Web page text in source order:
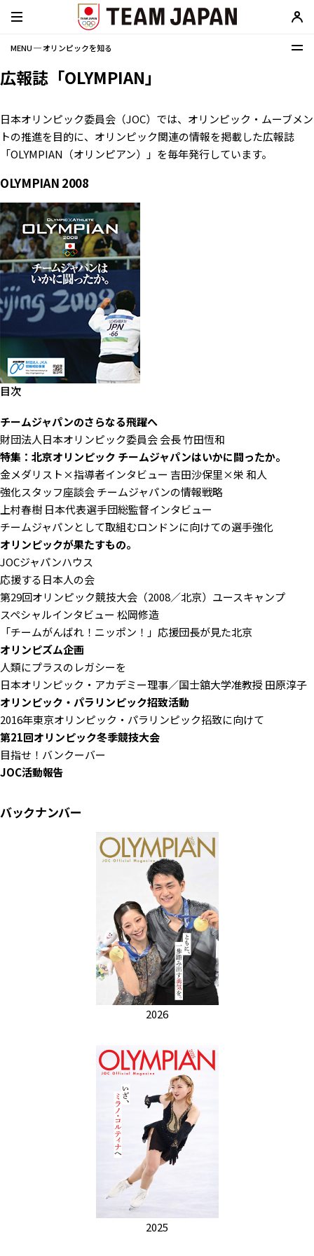
MENU ─ オリンピックを知る
広報誌「OLYMPIAN」
日本オリンピック委員会（JOC）では、オリンピック・ムーブメン
トの推進を目的に、オリンピック関連の情報を掲載した広報誌
「OLYMPIAN（オリンピアン）」を毎年発行しています。
OLYMPIAN 2008
目次
チームジャパンのさらなる飛躍へ
財団法人日本オリンピック委員会 会長 竹田恆和
特集：北京オリンピック チームジャパンはいかに闘ったか。
金メダリスト×指導者インタビュー 吉田沙保里×栄 和人
強化スタッフ座談会 チームジャパンの情報戦略
上村春樹 日本代表選手団総監督インタビュー
チームジャパンとして取組むロンドンに向けての選手強化
オリンピックが果たすもの。
JOCジャパンハウス
応援する日本人の会
第29回オリンピック競技大会（2008／北京）ユースキャンプ
スペシャルインタビュー 松岡修造
「チームがんばれ！ニッポン！」応援団長が見た北京
オリンピズム企画
人類にプラスのレガシーを
日本オリンピック・アカデミー理事／国士舘大学准教授 田原淳子
オリンピック・パラリンピック招致活動
2016年東京オリンピック・パラリンピック招致に向けて
第21回オリンピック冬季競技大会
目指せ！バンクーバー
JOC活動報告
バックナンバー
2026
2025